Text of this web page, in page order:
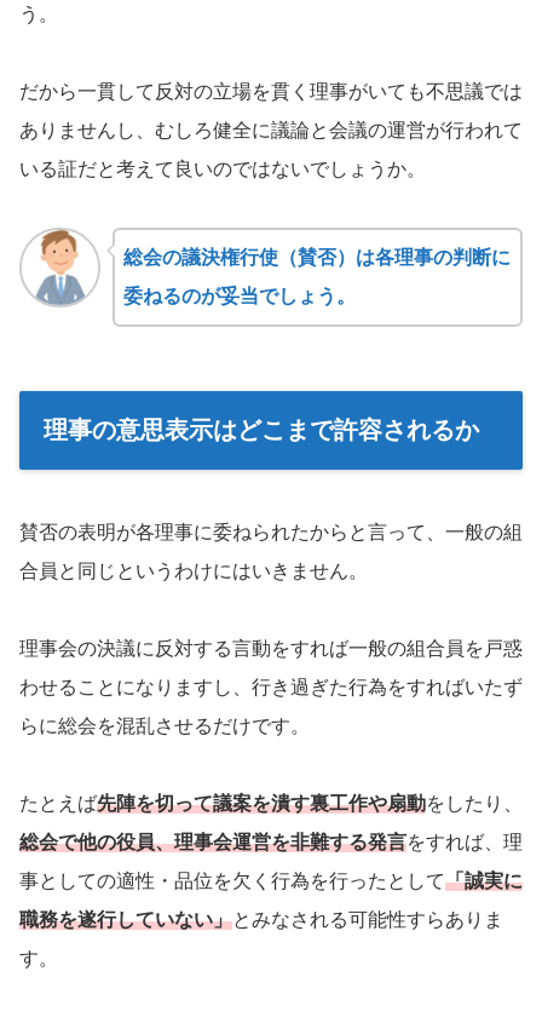
う。
だから一貫して反対の立場を貫く理事がいても不思議では
ありませんし、むしろ健全に議論と会議の運営が行われて
いる証だと考えて良いのではないでしょうか。
総会の議決権行使（賛否）は各理事の判断に
委ねるのが妥当でしょう。
理事の意思表示はどこまで許容されるか
賛否の表明が各理事に委ねられたからと言って、一般の組
合員と同じというわけにはいきません。
理事会の決議に反対する言動をすれば一般の組合員を戸惑
わせることになりますし、行き過ぎた行為をすればいたず
らに総会を混乱させるだけです。
たとえば先陣を切って議案を潰す裏工作や扇動をしたり、
総会で他の役員、理事会運営を非難する発言をすれば、理
事としての適性・品位を欠く行為を行ったとして「誠実に
職務を遂行していない」とみなされる可能性すらありま
す。